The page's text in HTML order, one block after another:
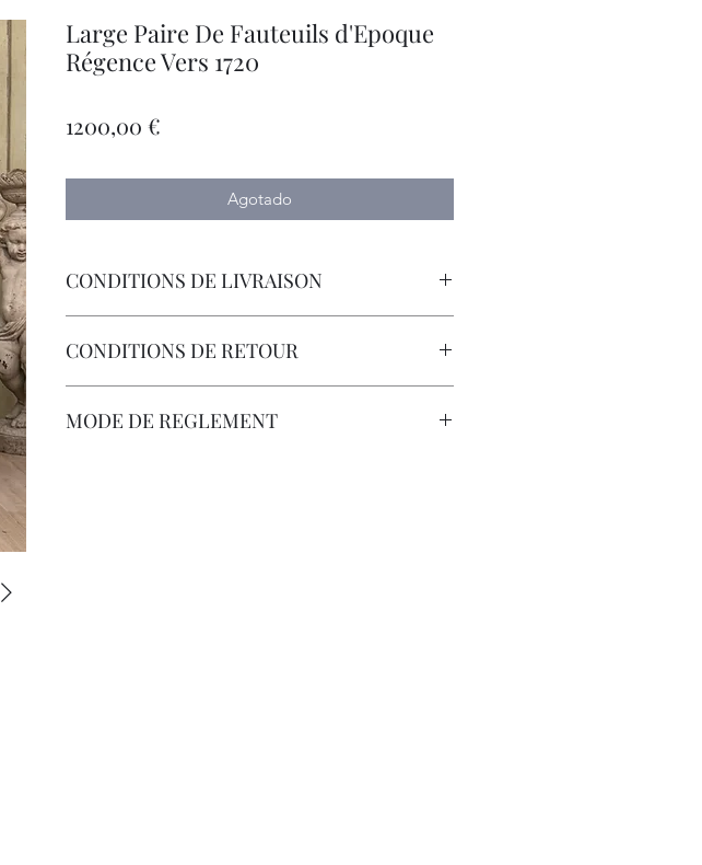
Large Paire De Fauteuils d'Epoque
Régence Vers 1720
1200,00 €
Agotado
CONDITIONS DE LIVRAISON
CONDITIONS DE RETOUR
MODE DE REGLEMENT